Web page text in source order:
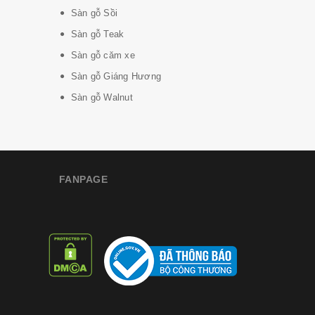
Sàn gỗ Sồi
Sàn gỗ Teak
Sàn gỗ căm xe
Sàn gỗ Giáng Hương
Sàn gỗ Walnut
FANPAGE